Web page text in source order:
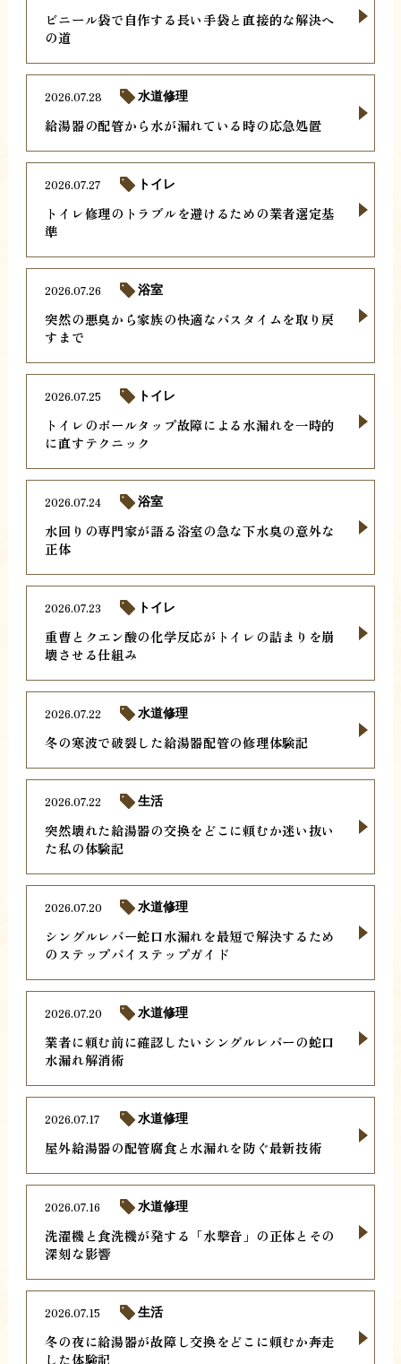
ビニール袋で自作する長い手袋と直接的な解決へ
の道
給湯器の配管から水が漏れている時の応急処置
2026.07.28 水道修理
トイレ修理のトラブルを避けるための業者選定基
準
2026.07.27 トイレ
突然の悪臭から家族の快適なバスタイムを取り戻
すまで
2026.07.26 浴室
トイレのボールタップ故障による水漏れを一時的
に直すテクニック
2026.07.25 トイレ
水回りの専門家が語る浴室の急な下水臭の意外な
正体
2026.07.24 浴室
重曹とクエン酸の化学反応がトイレの詰まりを崩
壊させる仕組み
2026.07.23 トイレ
冬の寒波で破裂した給湯器配管の修理体験記
2026.07.22 水道修理
突然壊れた給湯器の交換をどこに頼むか迷い抜い
た私の体験記
2026.07.22 生活
シングルレバー蛇口水漏れを最短で解決するため
のステップバイステップガイド
2026.07.20 水道修理
業者に頼む前に確認したいシングルレバーの蛇口
水漏れ解消術
2026.07.20 水道修理
屋外給湯器の配管腐食と水漏れを防ぐ最新技術
2026.07.17 水道修理
洗濯機と食洗機が発する「水撃音」の正体とその
深刻な影響
2026.07.16 水道修理
冬の夜に給湯器が故障し交換をどこに頼むか奔走
した体験記
2026.07.15 生活